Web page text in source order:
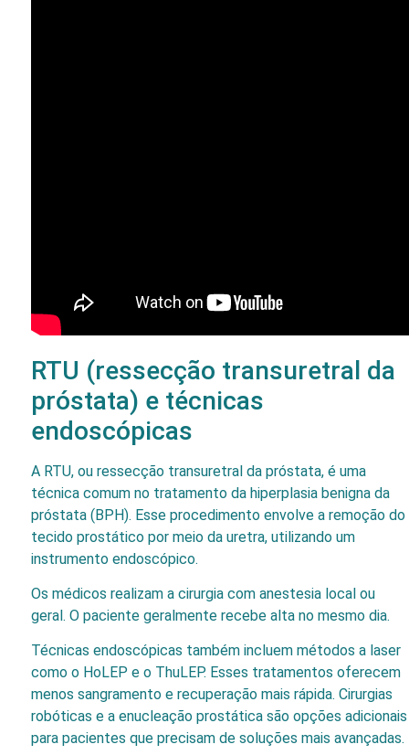
RTU (ressecção transuretral da
próstata) e técnicas
endoscópicas
A RTU, ou ressecção transuretral da próstata, é uma
técnica comum no tratamento da hiperplasia benigna da
próstata (BPH). Esse procedimento envolve a remoção do
tecido prostático por meio da uretra, utilizando um
instrumento endoscópico.
Os médicos realizam a cirurgia com anestesia local ou
geral. O paciente geralmente recebe alta no mesmo dia.
Técnicas endoscópicas também incluem métodos a laser
como o HoLEP e o ThuLEP. Esses tratamentos oferecem
menos sangramento e recuperação mais rápida. Cirurgias
robóticas e a enucleação prostática são opções adicionais
para pacientes que precisam de soluções mais avançadas.